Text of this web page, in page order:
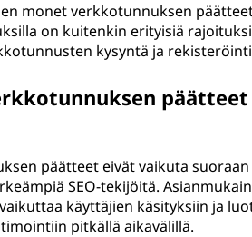
monet verkkotunnuksen
on kuitenkin erityisiä
kysyntä ja
päätteet eivät vaikuta
SEO-tekijöitä.
käyttäjien käsityksiin ja
pitkällä aikavälillä.